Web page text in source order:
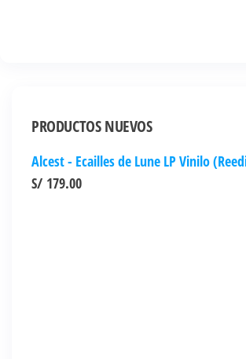
PRODUCTOS NUEVOS
Alcest - Ecailles de Lune LP Vinilo
S/ 179.00